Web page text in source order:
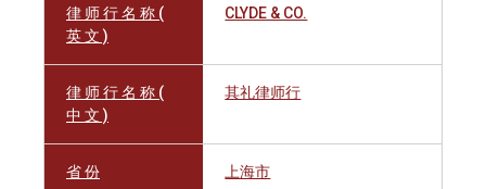
律 师 行 名 称 (
英 文 )
CLYDE & CO.
律 师 行 名 称 (
中 文 )
其礼律师行
省 份 上海市